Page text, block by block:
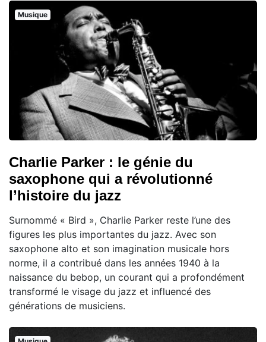
Musique
Charlie Parker : le génie du
saxophone qui a révolutionné
l’histoire du jazz
Surnommé « Bird », Charlie Parker reste l’une des
figures les plus importantes du jazz. Avec son
saxophone alto et son imagination musicale hors
norme, il a contribué dans les années 1940 à la
naissance du bebop, un courant qui a profondément
transformé le visage du jazz et influencé des
générations de musiciens.